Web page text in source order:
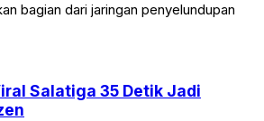
bagian dari jaringan penyelundupan
Salatiga 35 Detik Jadi